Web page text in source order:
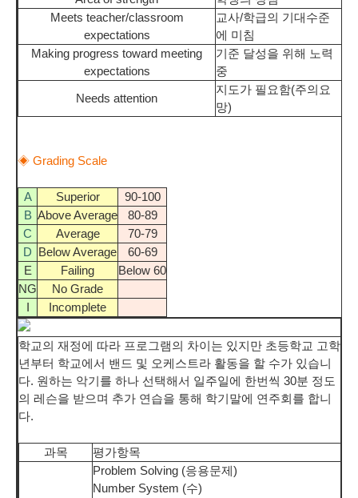
Meets teacher/classroom
expectations
교사/학급의 기대수준
에 미침
Making progress toward meeting
expectations
기준 달성을 위해 노력
중
Needs attention
지도가 필요함(주의요
망)
◈ Grading Scale
A Superior
90-100
B Above Average
80-89
C
Average
70-79
D
Below Average
60-69
E
Failing
Below 60
NG
No Grade
Incomplete
학교의 재정에 따라 프로그램의 차이는 있지만 초등학교 고학
년부터 학교에서 밴드 및 오케스트라 활동을 할 수가 있습니
다. 원하는 악기를 하나 선택해서 일주일에 한번씩 30분 정도
의 레슨을 받으며 추가 연습을 통해 학기말에 연주회를 합니
다.
과목 평가항목
Problem Solving (응용문제)
Number System (수)